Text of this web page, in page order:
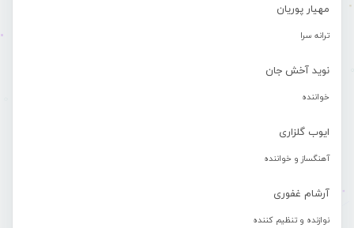
مهیار پوریان
ترانه سرا
نوید آخش جان
خواننده
ایوب گلزاری
آهنگساز و خواننده
آرشام غفوری
نوازنده و تنظیم کننده